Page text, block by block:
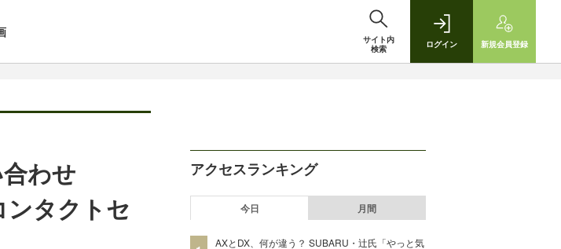
サイト内
検索
ログイン 新規会員登録
わせ
タクトセ
アクセスランキング
今日 月間
AXとDX、何が違う？ SUBARU・辻氏「やっと気